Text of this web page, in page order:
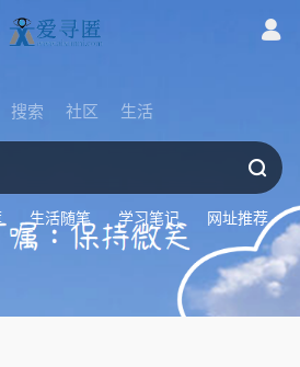
搜索 社区 生活
生活随笔 学习笔记 网址推荐